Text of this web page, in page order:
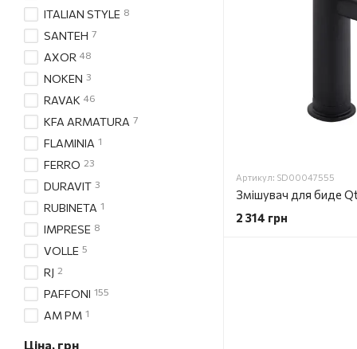
Артикул: SD00047555
2 314 грн
ITALIAN STYLE 8
SANTEH 7
AXOR 48
NOKEN 3
RAVAK 46
KFA ARMATURA 7
FLAMINIA 1
FERRO 23
DURAVIT 3
RUBINETA 1
IMPRESE 8
VOLLE 5
RJ 2
PAFFONI 155
AM PM 1
Ціна, грн